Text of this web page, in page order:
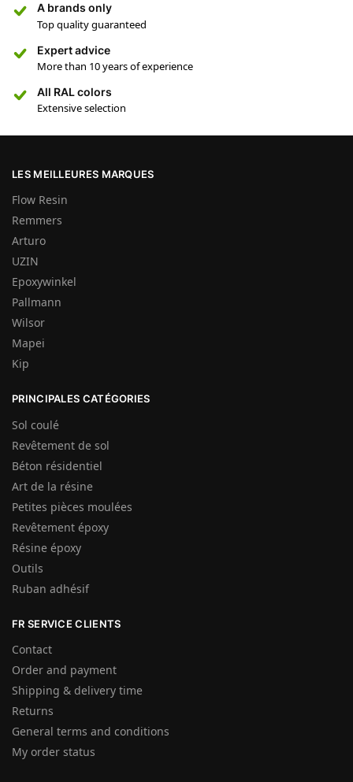
A brands only
Top quality guaranteed
Expert advice
More than 10 years of experience
All RAL colors
Extensive selection
LES MEILLEURES MARQUES
Flow Resin
Remmers
Arturo
UZIN
Epoxywinkel
Pallmann
Wilsor
Mapei
Kip
PRINCIPALES CATÉGORIES
Sol coulé
Revêtement de sol
Béton résidentiel
Art de la résine
Petites pièces moulées
Revêtement époxy
Résine époxy
Outils
Ruban adhésif
FR SERVICE CLIENTS
Contact
Order and payment
Shipping & delivery time
Returns
General terms and conditions
My order status